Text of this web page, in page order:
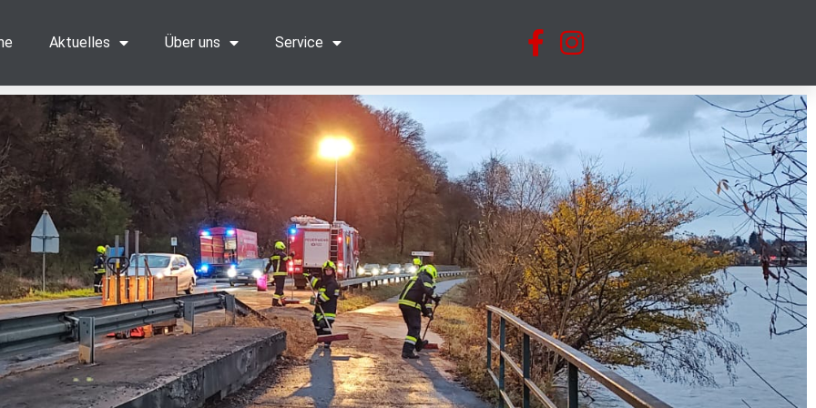
Aktuelles Über uns Service